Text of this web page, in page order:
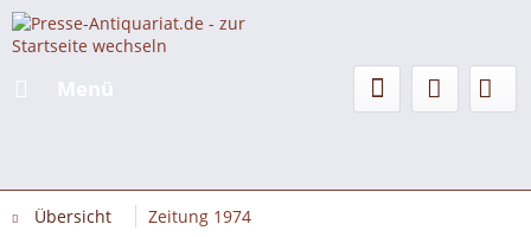
Übersicht Zeitung 1974